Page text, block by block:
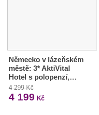
Německo v lázeňském
městě: 3* AktiVital
Hotel s polopenzí,…
4 299 Kč
4 199 Kč